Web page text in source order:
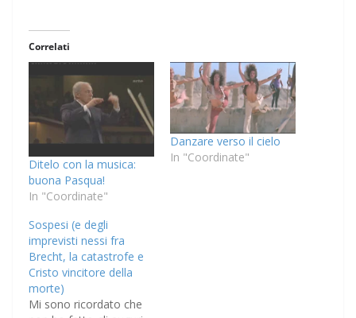
Correlati
Ditelo con la musica:
buona Pasqua!
In "Coordinate"
Danzare verso il cielo
In "Coordinate"
Sospesi (e degli
imprevisti nessi fra
Brecht, la catastrofe e
Cristo vincitore della
morte)
Mi sono ricordato che